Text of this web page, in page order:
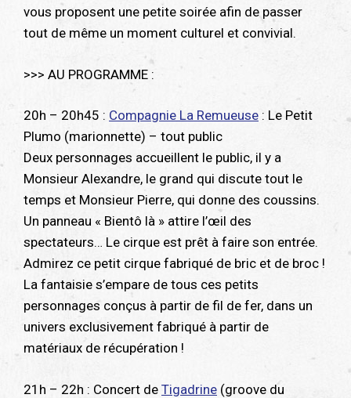
vous proposent une petite soirée afin de passer
tout de même un moment culturel et convivial.
>>> AU PROGRAMME :
20h – 20h45 : Compagnie La Remueuse : Le Petit
Plumo (marionnette) – tout public
Deux personnages accueillent le public, il y a
Monsieur Alexandre, le grand qui discute tout le
temps et Monsieur Pierre, qui donne des coussins.
Un panneau « Bientô là » attire l’œil des
spectateurs… Le cirque est prêt à faire son entrée.
Admirez ce petit cirque fabriqué de bric et de broc !
La fantaisie s’empare de tous ces petits
personnages conçus à partir de fil de fer, dans un
univers exclusivement fabriqué à partir de
matériaux de récupération !
21h – 22h : Concert de Tigadrine (groove du